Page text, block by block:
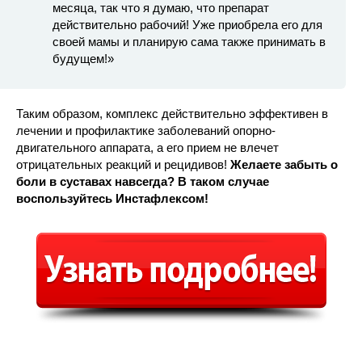
месяца, так что я думаю, что препарат
действительно рабочий! Уже приобрела его для
своей мамы и планирую сама также принимать в
будущем!»
Таким образом, комплекс действительно эффективен в
лечении и профилактике заболеваний опорно-
двигательного аппарата, а его прием не влечет
отрицательных реакций и рецидивов! Желаете забыть о
боли в суставах навсегда? В таком случае
воспользуйтесь Инстафлексом!